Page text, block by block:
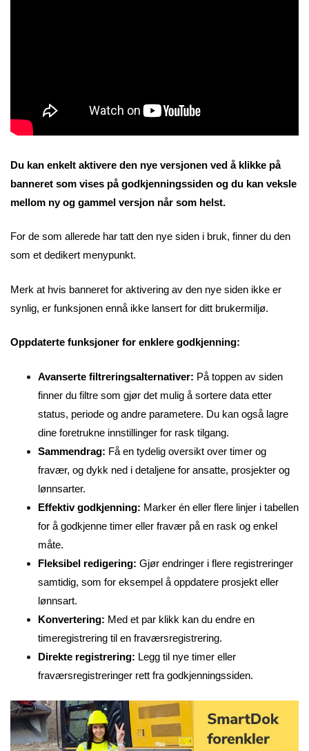
Du kan enkelt aktivere den nye versjonen ved å klikke på
banneret som vises på godkjenningssiden og du kan veksle
mellom ny og gammel versjon når som helst.
For de som allerede har tatt den nye siden i bruk, finner du den
som et dedikert menypunkt.
Merk at hvis banneret for aktivering av den nye siden ikke er
synlig, er funksjonen ennå ikke lansert for ditt brukermiljø.
Oppdaterte funksjoner for enklere godkjenning:
Avanserte filtreringsalternativer: På toppen av siden
finner du filtre som gjør det mulig å sortere data etter
status, periode og andre parametere. Du kan også lagre
dine foretrukne innstillinger for rask tilgang.
Sammendrag: Få en tydelig oversikt over timer og
fravær, og dykk ned i detaljene for ansatte, prosjekter og
lønnsarter.
Effektiv godkjenning: Marker én eller flere linjer i tabellen
for å godkjenne timer eller fravær på en rask og enkel
måte.
Fleksibel redigering: Gjør endringer i flere registreringer
samtidig, som for eksempel å oppdatere prosjekt eller
lønnsart.
Konvertering: Med et par klikk kan du endre en
timeregistrering til en fraværsregistrering.
Direkte registrering: Legg til nye timer eller
fraværsregistreringer rett fra godkjenningssiden.